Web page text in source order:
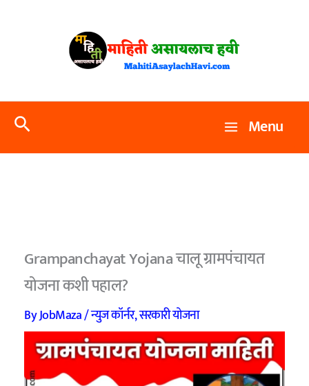
Search Menu
Grampanchayat Yojana चालू ग्रामपंचायत
योजना कशी पहाल?
ByJobMaza/न्युज कॉर्नर,सरकारी योजना